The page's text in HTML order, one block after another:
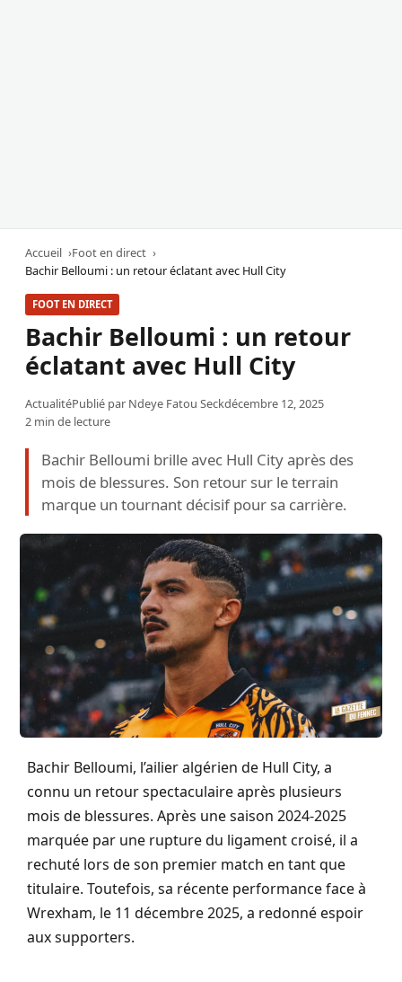
Accueil
Foot en direct
Bachir Belloumi : un retour éclatant avec Hull City
FOOT EN DIRECT
Bachir Belloumi : un retour
éclatant avec Hull City
ActualitéPublié par Ndeye Fatou Seckdécembre 12, 2025
2 min de lecture
Bachir Belloumi brille avec Hull City après des
mois de blessures. Son retour sur le terrain
marque un tournant décisif pour sa carrière.
Bachir Belloumi, l’ailier algérien de Hull City, a
connu un retour spectaculaire après plusieurs
mois de blessures. Après une saison 2024-2025
marquée par une rupture du ligament croisé, il a
rechuté lors de son premier match en tant que
titulaire. Toutefois, sa récente performance face à
Wrexham, le 11 décembre 2025, a redonné espoir
aux supporters.